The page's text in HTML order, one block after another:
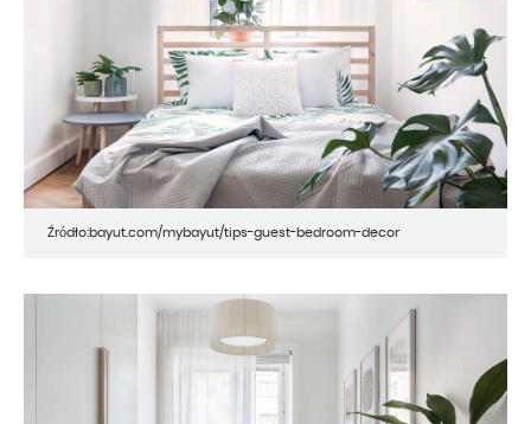
Źródło:bayut.com/mybayut/tips-guest-bedroom-decor